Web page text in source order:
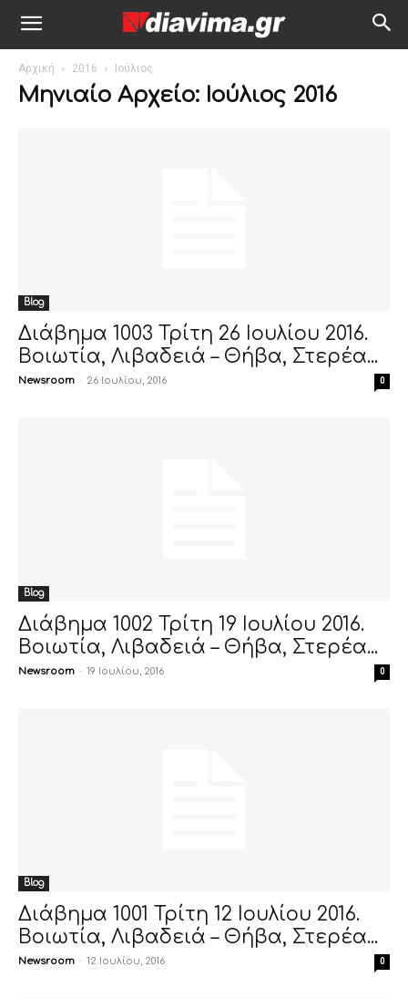
Αρχική 2016 Ιούλιος
Μηνιαίο Αρχείο: Ιούλιος 2016
Blog
Διάβημα 1003 Τρίτη 26 Ιουλίου 2016.
Βοιωτία, Λιβαδειά – Θήβα, Στερέα...
Newsroom - 26 Ιουλίου, 2016 0
Blog
Διάβημα 1002 Τρίτη 19 Ιουλίου 2016.
Βοιωτία, Λιβαδειά – Θήβα, Στερέα...
Newsroom - 19 Ιουλίου, 2016 0
Blog
Διάβημα 1001 Τρίτη 12 Ιουλίου 2016.
Βοιωτία, Λιβαδειά – Θήβα, Στερέα...
Newsroom - 12 Ιουλίου, 2016 0